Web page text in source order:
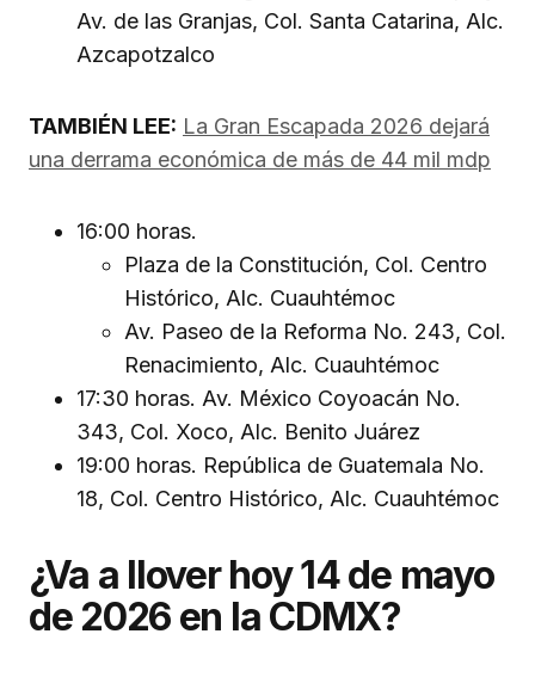
Av. de las Granjas, Col. Santa Catarina, Alc.
Azcapotzalco
TAMBIÉN LEE: La Gran Escapada 2026 dejará
una derrama económica de más de 44 mil mdp
16:00 horas.
Plaza de la Constitución, Col. Centro
Histórico, Alc. Cuauhtémoc
Av. Paseo de la Reforma No. 243, Col.
Renacimiento, Alc. Cuauhtémoc
17:30 horas. Av. México Coyoacán No.
343, Col. Xoco, Alc. Benito Juárez
19:00 horas. República de Guatemala No.
18, Col. Centro Histórico, Alc. Cuauhtémoc
¿Va a llover hoy 14 de mayo
de 2026 en la CDMX?